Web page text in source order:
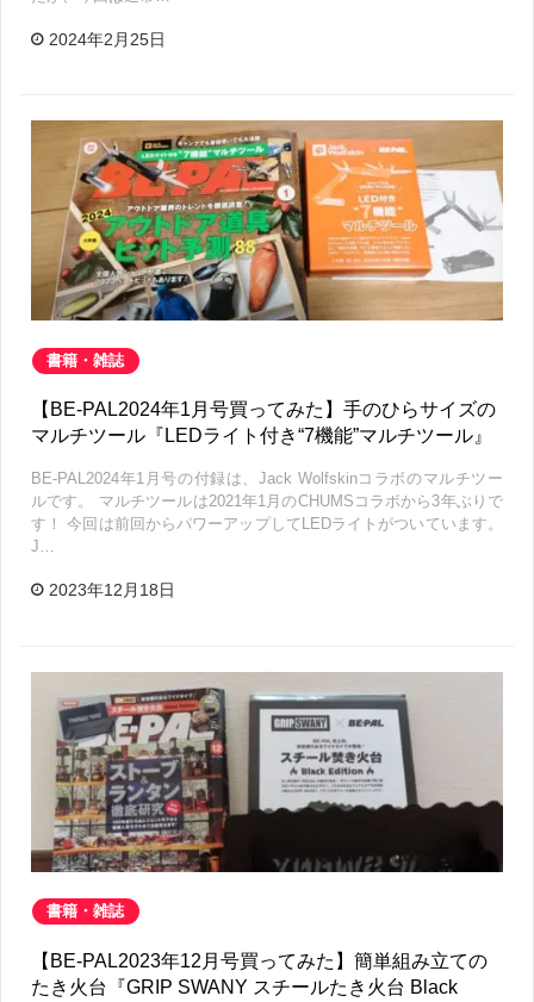
2024年2月25日
書籍・雑誌
【BE-PAL2024年1月号買ってみた】手のひらサイズの
マルチツール『LEDライト付き“7機能”マルチツール』
BE-PAL2024年1月号の付録は、Jack Wolfskinコラボのマルチツー
ルです。 マルチツールは2021年1月のCHUMSコラボから3年ぶりで
す！ 今回は前回からパワーアップしてLEDライトがついています。
J…
2023年12月18日
書籍・雑誌
【BE-PAL2023年12月号買ってみた】簡単組み立ての
たき火台『GRIP SWANY スチールたき火台 Black